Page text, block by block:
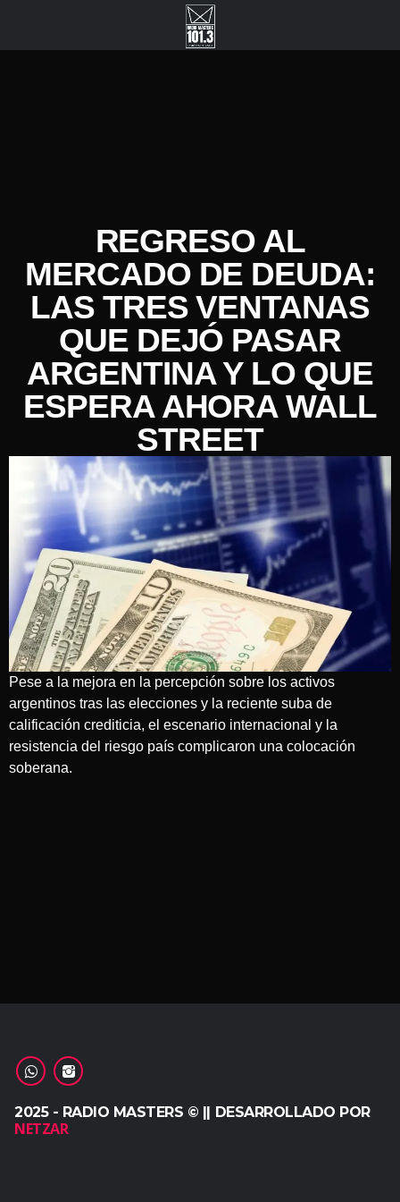
REGRESO AL
MERCADO DE DEUDA:
LAS TRES VENTANAS
QUE DEJÓ PASAR
ARGENTINA Y LO QUE
ESPERA AHORA WALL
STREET
Pese a la mejora en la percepción sobre los activos
argentinos tras las elecciones y la reciente suba de
calificación crediticia, el escenario internacional y la
resistencia del riesgo país complicaron una colocación
soberana.
2025 - RADIO MASTERS © || DESARROLLADO POR
NETZAR